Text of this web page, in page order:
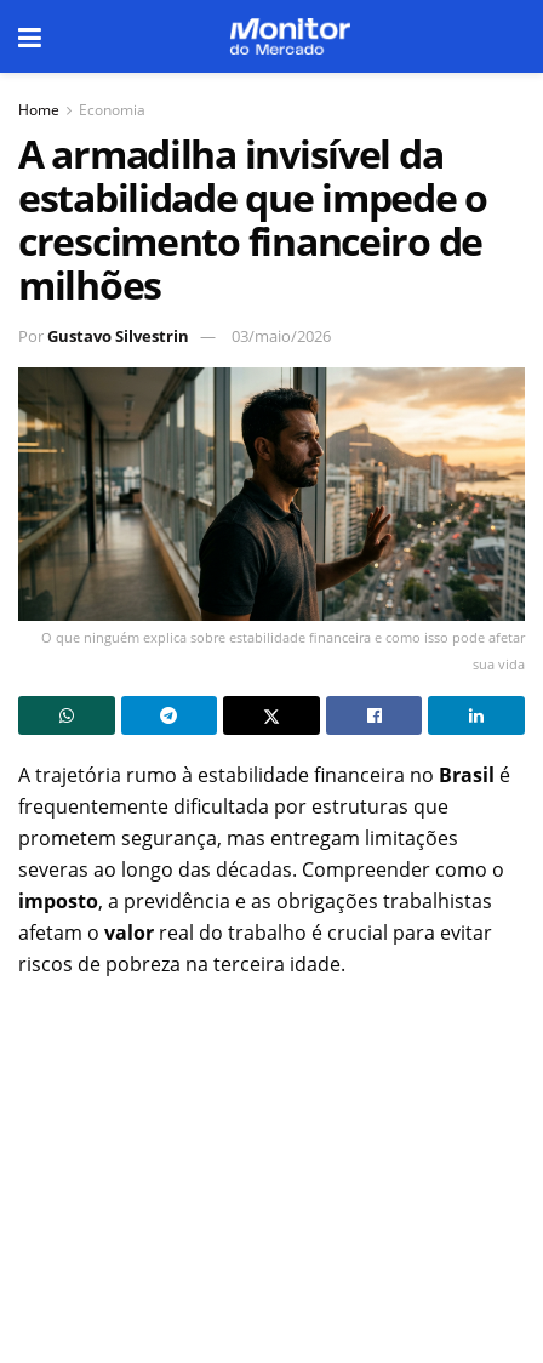
Home Economia
A armadilha invisível da
estabilidade que impede o
crescimento financeiro de
milhões
PorGustavo Silvestrin 03/maio/2026
O que ninguém explica sobre estabilidade financeira e como isso pode afetar
sua vida
A trajetória rumo à estabilidade financeira no Brasil é
frequentemente dificultada por estruturas que
prometem segurança, mas entregam limitações
severas ao longo das décadas. Compreender como o
imposto, a previdência e as obrigações trabalhistas
afetam o valor real do trabalho é crucial para evitar
riscos de pobreza na terceira idade.